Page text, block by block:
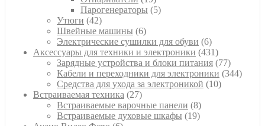
товаров
Парогенераторы 55
Утюги 4242
товара
Швейные машины 66
товаров
Электрические сушилки для обуви 66
товаров
Аксессуары для техники и электроники 431431
товар
Зарядные устройства и блоки питания 7777
товаров
Кабели и переходники для электроники 344344
Средства для ухода за электроникой 1010
Встраиваемая техника 2727
товаров
Встраиваемые варочные панели 88
товаров
Встраиваемые духовые шкафы 1919